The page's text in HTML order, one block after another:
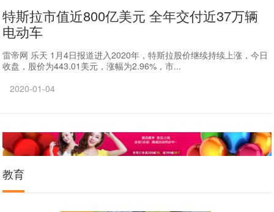
特斯拉市值近800亿美元 全年交付近37万辆
电动车
雷帝网 乐天 1月4日报道进入2020年，特斯拉股价继续持续上涨，今日
收盘，股价为443.01美元，涨幅为2.96%，市...
2020-01-04
教育